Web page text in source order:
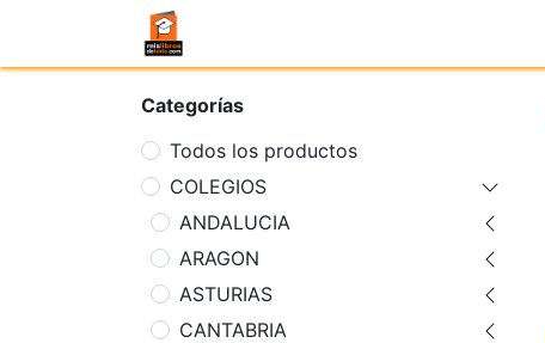
Categorías
Todos los productos
COLEGIOS
ANDALUCIA
ARAGON
ASTURIAS
CANTABRIA